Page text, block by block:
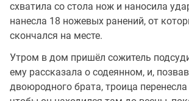
схватила со стола нож и наносила
нанесла 18 ножевых ранений, от
скончался на месте.
Утром в дом пришёл сожитель
ему рассказала о содеянном, и,
двоюродного брата, троица перенесла